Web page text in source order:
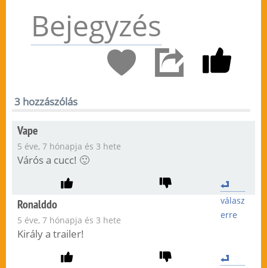
Bejegyzés
3 hozzászólás
Vape
5 éve, 7 hónapja és 3 hete
Várós a cucc! 🙂
válasz
erre
Ronalddo
5 éve, 7 hónapja és 3 hete
Király a trailer!